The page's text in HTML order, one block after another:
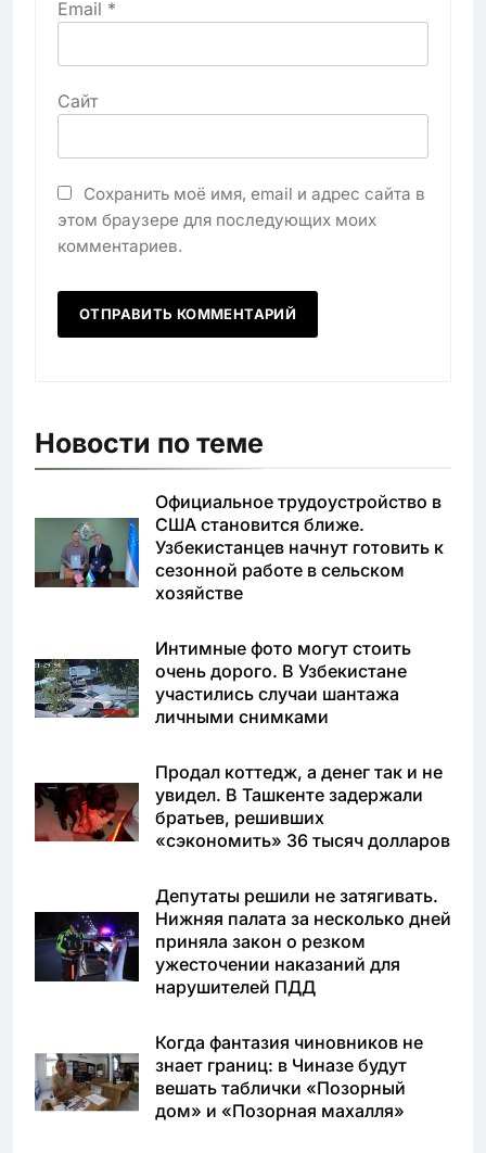
Email *
Сайт
Сохранить моё имя, email и адрес сайта в
этом браузере для последующих моих
комментариев.
Новости по теме
Официальное трудоустройство в
США становится ближе.
Узбекистанцев начнут готовить к
сезонной работе в сельском
хозяйстве
Интимные фото могут стоить
очень дорого. В Узбекистане
участились случаи шантажа
личными снимками
Продал коттедж, а денег так и не
увидел. В Ташкенте задержали
братьев, решивших
«сэкономить» 36 тысяч долларов
Депутаты решили не затягивать.
Нижняя палата за несколько дней
приняла закон о резком
ужесточении наказаний для
нарушителей ПДД
Когда фантазия чиновников не
знает границ: в Чиназе будут
вешать таблички «Позорный
дом» и «Позорная махалля»